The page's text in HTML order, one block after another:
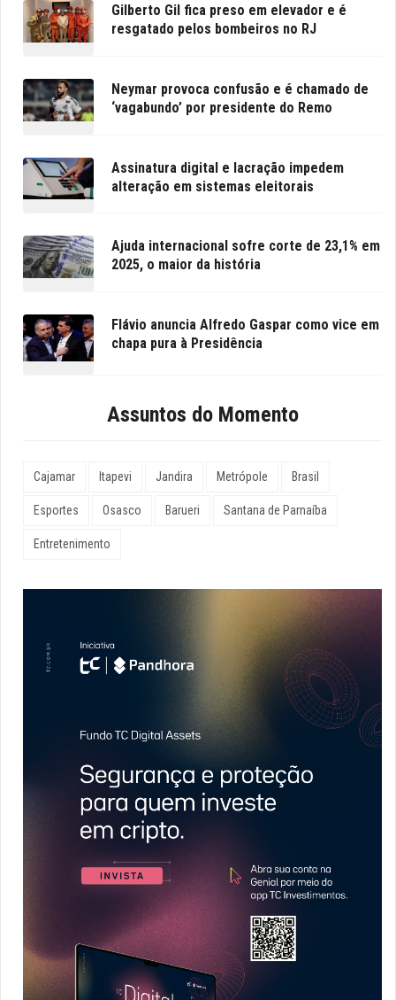
Gilberto Gil fica preso em elevador e é
resgatado pelos bombeiros no RJ
Neymar provoca confusão e é chamado de
‘vagabundo’ por presidente do Remo
Assinatura digital e lacração impedem
alteração em sistemas eleitorais
Ajuda internacional sofre corte de 23,1% em
2025, o maior da história
Flávio anuncia Alfredo Gaspar como vice em
chapa pura à Presidência
Assuntos do Momento
Cajamar Itapevi Jandira Metrópole Brasil
Esportes Osasco Barueri Santana de Parnaíba
Entretenimento